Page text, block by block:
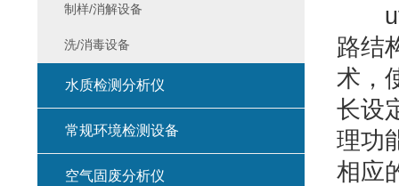
uv
路结
术，
长设
理功
相应
制样/消解设备
洗/消毒设备
水质检测分析仪
常规环境检测设备
空气固废分析仪